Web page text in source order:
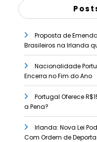
Proposta de
Brasileiros na Irlanda
Nacionalidade
Encerra no Fim do Ano
Portugal Oferece
a Pena?
Irlanda: Nova Lei
Com Ordem de